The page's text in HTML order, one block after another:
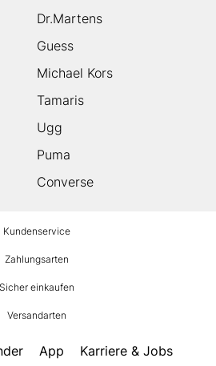
Dr.Martens
Guess
Michael Kors
Tamaris
Ugg
Puma
Converse
Kundenservice
Zahlungsarten
Sicher einkaufen
Versandarten
App
Karriere & Jobs